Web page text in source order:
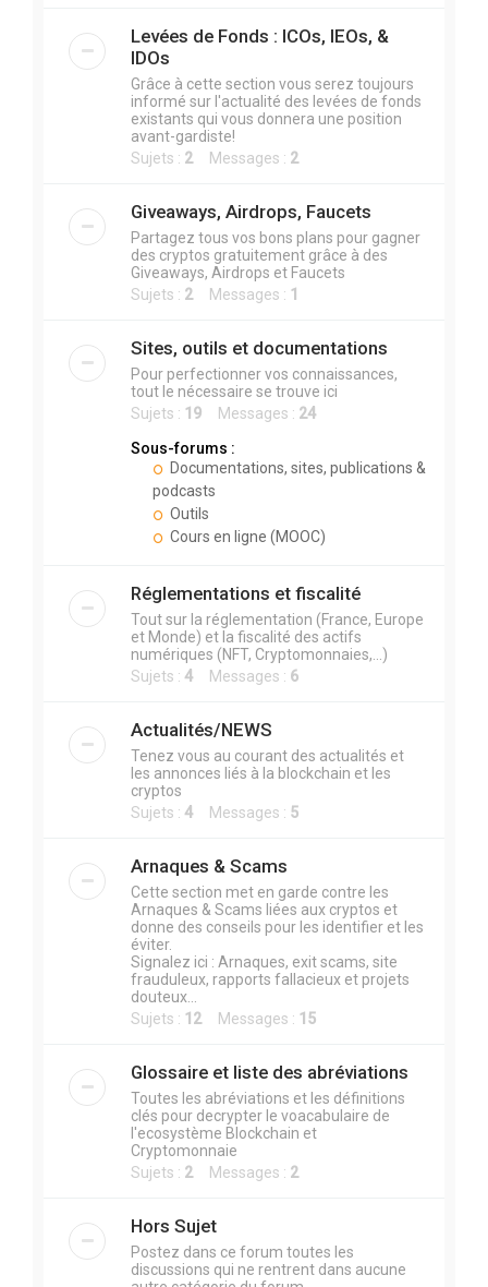
Levées de Fonds : ICOs, IEOs, &
IDOs
Grâce à cette section vous serez toujours
informé sur l'actualité des levées de fonds
existants qui vous donnera une position
avant-gardiste!
Sujets : 2Messages : 2
Giveaways, Airdrops, Faucets
Partagez tous vos bons plans pour gagner
des cryptos gratuitement grâce à des
Giveaways, Airdrops et Faucets
Sujets : 2Messages : 1
Sites, outils et documentations
Pour perfectionner vos connaissances,
tout le nécessaire se trouve ici
Sujets : 19 Messages : 24
Sous-forums :
Documentations, sites, publications &
podcasts
Outils
Cours en ligne (MOOC)
Réglementations et fiscalité
Tout sur la réglementation (France, Europe
et Monde) et la fiscalité des actifs
numériques (NFT, Cryptomonnaies,...)
Sujets : 4 Messages : 6
Actualités/NEWS
Tenez vous au courant des actualités et
les annonces liés à la blockchain et les
cryptos
Sujets : 4 Messages : 5
Arnaques & Scams
Cette section met en garde contre les
Arnaques & Scams liées aux cryptos et
donne des conseils pour les identifier et les
éviter.
Signalez ici : Arnaques, exit scams, site
frauduleux, rapports fallacieux et projets
douteux...
Sujets : 12Messages : 15
Glossaire et liste des abréviations
Toutes les abréviations et les définitions
clés pour decrypter le voacabulaire de
l'ecosystème Blockchain et
Cryptomonnaie
Sujets : 2Messages : 2
Hors Sujet
Postez dans ce forum toutes les
discussions qui ne rentrent dans aucune